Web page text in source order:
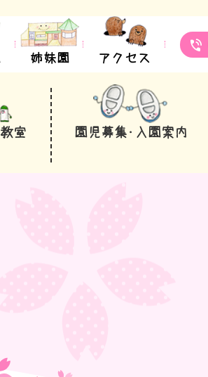
室 園児募集･入園案内
姉妹園 アクセス